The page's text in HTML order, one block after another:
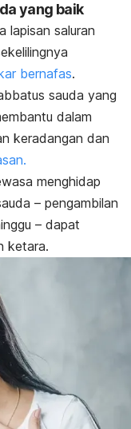
yang baik
lapisan saluran
bernafas.
sauda yang
dalam
keradangan dan
menghidap
– pengambilan
– dapat
ketara.